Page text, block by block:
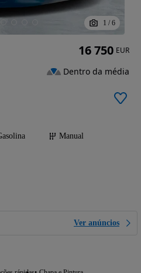
1 / 6
Manual
Ver anúncios
16 750 EUR
Dentro da média